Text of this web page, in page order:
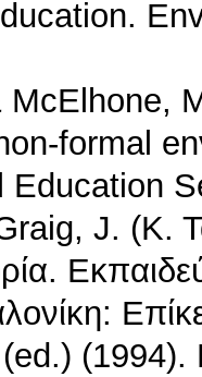
McElhone,
formal
Education
J. (Κ.